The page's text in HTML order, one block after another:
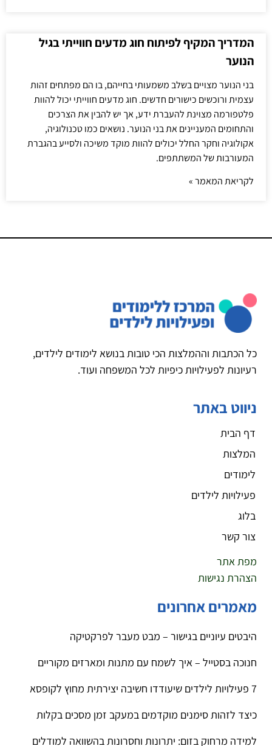
המדריך המקיף לפיתוח חוג מדעים חווייתי בגיל
הנוער
בני הנוער מצויים בשלב משמעותי בחייהם, בו הם מפתחים זהות
עצמית ורוכשים כישורים חדשים. חוג מדעים חווייתי יכול להוות
פלטפורמה מצוינת להעברת ידע, אך יש להבין את הצרכים
והתחומים המעניינים את בני הנוער. נושאים כמו טכנולוגיה,
אקולוגיה וחקר החלל יכולים להוות מוקד משיכה ולסייע בהגברת
המעורבות של המשתתפים.
לקריאת המאמר »
כל הכתבות וההמלצות הכי טובות בנושא לימודים לילדים,
רעיונות לפעילויות כיפיות לכל המשפחה ועוד.
ניווט באתר
דף הבית
המלצות
לימודים
פעילויות לילדים
בלוג
צור קשר
מפת אתר
הצהרת נגישות
מאמרים אחרונים
היבטים עיוניים בגישור – מבט מעבר לפרקטיקה
חנוכה בסטייל – איך לשמח עם מתנות ומארזים מקוריים
7 פעילויות לילדים שיעודדו חשיבה יצירתית מחוץ לקופסא
כיצד לזהות סימנים מוקדמים במעקב זמן מסכים בקלות
למידה מרחוק בזום: יתרונות וחסרונות בהשוואה למודלים